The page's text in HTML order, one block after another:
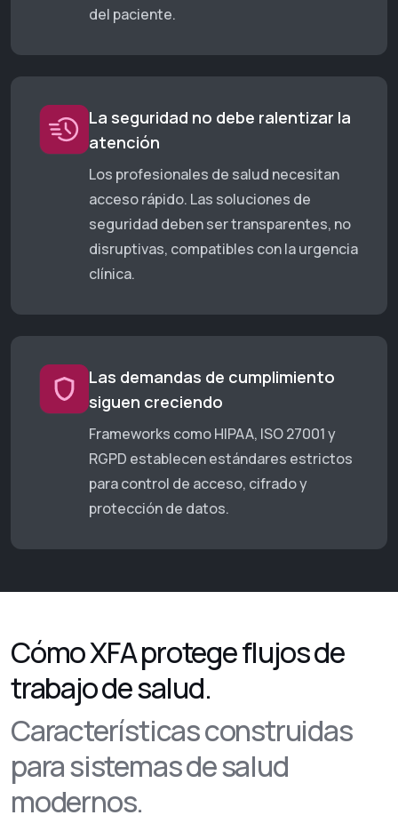
del paciente.
La seguridad no debe ralentizar la
atención
Los profesionales de salud necesitan
acceso rápido. Las soluciones de
seguridad deben ser transparentes, no
disruptivas, compatibles con la urgencia
clínica.
Las demandas de cumplimiento
siguen creciendo
Frameworks como HIPAA, ISO 27001 y
RGPD establecen estándares estrictos
para control de acceso, cifrado y
protección de datos.
Cómo XFA protege flujos de
trabajo de salud.
Características construidas
para sistemas de salud
modernos.